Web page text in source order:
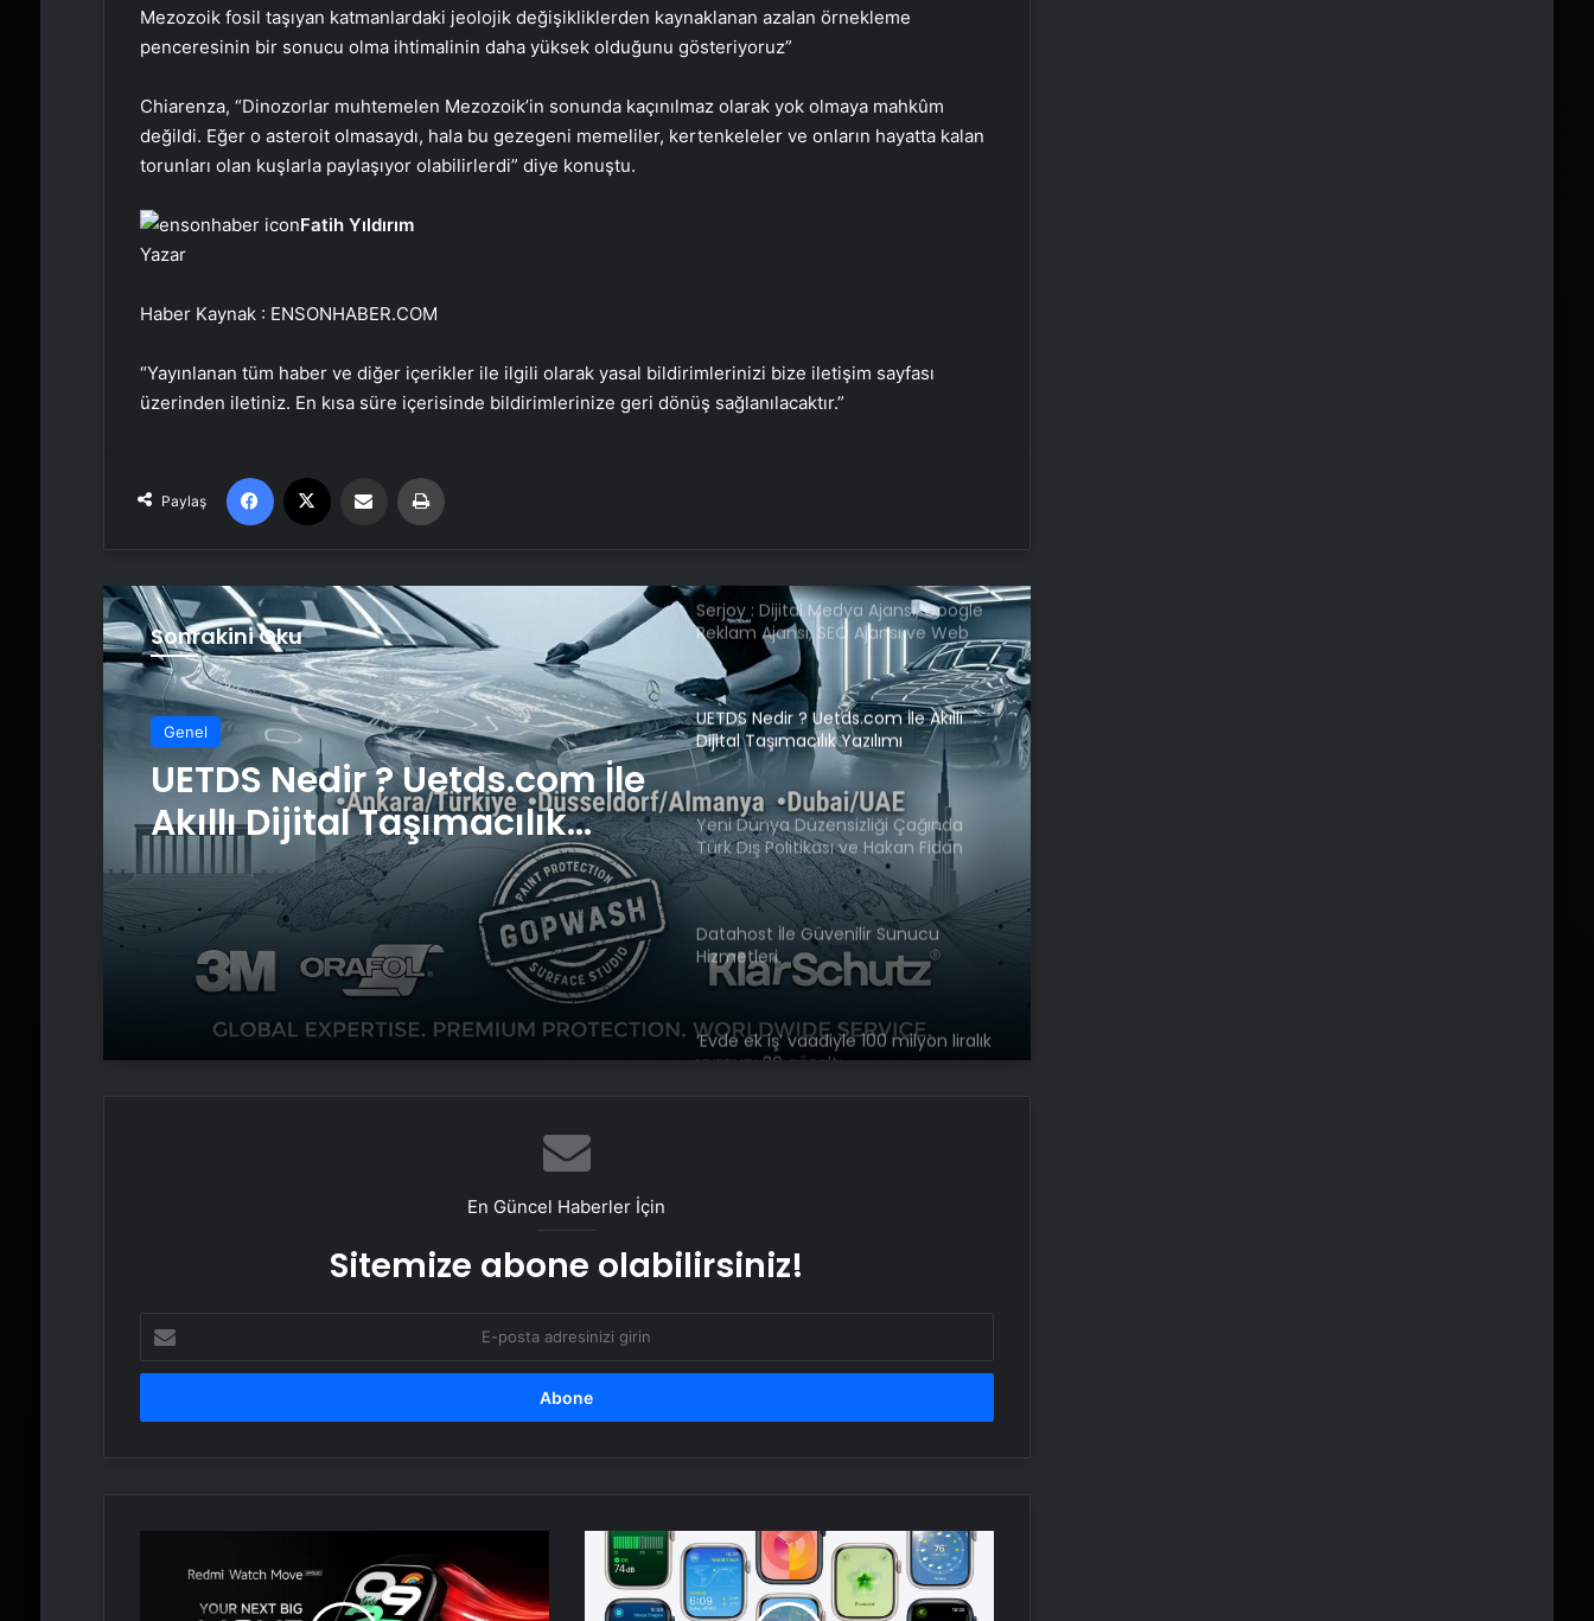
Mezozoik fosil taşıyan katmanlardaki jeolojik değişikliklerden kaynaklanan azalan örnekleme
penceresinin bir sonucu olma ihtimalinin daha yüksek olduğunu gösteriyoruz”
Chiarenza, “Dinozorlar muhtemelen Mezozoik’in sonunda kaçınılmaz olarak yok olmaya mahkûm
değildi. Eğer o asteroit olmasaydı, hala bu gezegeni memeliler, kertenkeleler ve onların hayatta kalan
torunları olan kuşlarla paylaşıyor olabilirlerdi” diye konuştu.
Fatih Yıldırım
Yazar
Haber Kaynak : ENSONHABER.COM
“Yayınlanan tüm haber ve diğer içerikler ile ilgili olarak yasal bildirimlerinizi bize iletişim sayfası
üzerinden iletiniz. En kısa süre içerisinde bildirimlerinize geri dönüş sağlanılacaktır.”
Paylaş
Facebook Email'den paylaş
Sonrakini Oku
Genel
UETDS Nedir ? Uetds.com İle
Akıllı Dijital Taşımacılık
Yazılımı
Engelliler görüşülecekti, yeter sayısı
bulunamadı
Boşanma aşamasındaydı… Damat
dehşeti!
Serjoy : Dijital Medya Ajansı, Google
Reklam Ajansı, SEO Ajansı ve Web
Tasarım Ajansı
UETDS Nedir ? Uetds.com İle Akıllı
Dijital Taşımacılık Yazılımı
Yeni Dünya Düzensizliği Çağında
Türk Dış Politikası ve Hakan Fidan
Faktörü
Datahost İle Güvenilir Sunucu
Hizmetleri
‘Evde ek iş’ vaadiyle 100 milyon liralık
vurgun: 30 gözaltı
DEM Partili Bakırhan: 1071’de
kurduğumuz kader ortaklığı
CHP Genel Başkanı Özel, Kırmızı
Bayrak Projesi Tanıtım Toplantısında
konuştu
En Güncel Haberler İçin
Sitemize abone olabilirsiniz!
posta
adresinizi
Apple
Watch
modellerine
yapay